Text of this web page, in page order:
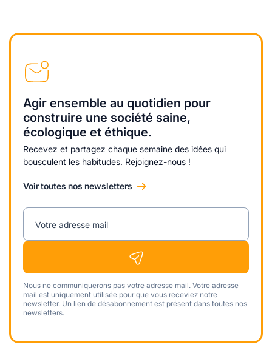
Agir ensemble au quotidien pour
construire une société saine,
écologique et éthique.
Recevez et partagez chaque semaine des idées qui
bousculent les habitudes. Rejoignez-nous !
Voir toutes nos newsletters
Votre adresse mail
Nous ne communiquerons pas votre adresse mail. Votre adresse
mail est uniquement utilisée pour que vous receviez notre
newsletter. Un lien de désabonnement est présent dans toutes nos
newsletters.